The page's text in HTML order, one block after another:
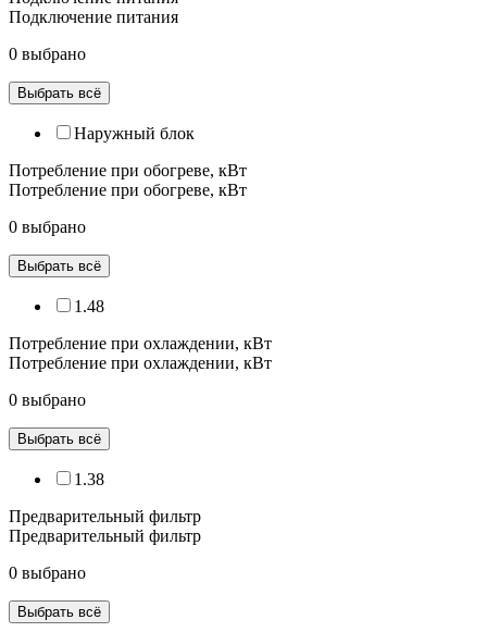
Подключение питания
0 выбрано
Выбрать всё
Наружный блок
Потребление при обогреве, кВт
Потребление при обогреве, кВт
0 выбрано
Выбрать всё
1.48
Потребление при охлаждении, кВт
Потребление при охлаждении, кВт
0 выбрано
Выбрать всё
1.38
Предварительный фильтр
Предварительный фильтр
0 выбрано
Выбрать всё